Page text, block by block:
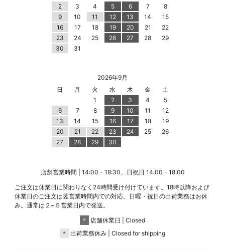
2
3 4 5 6 7
8
9
10 11 12 13 14
15
16
17 18 19 20 21
22
23
24 25 26 27 28
29
30
31
2026年9月
日
月 火 水 木 金
土
1
2 3 4
5
6
7 8 9 10 11
12
13
14 15 16 17 18
19
20
21 22 23 24 25
26
27
28 29 30
店舗営業時間 | 14:00 - 18:30、日祝日 14:00 - 18:00
ご注文は休業日に関わりなく24時間受け付けています。18時以降および
休業日のご注文は翌営業時間内での対応。日曜・祝日の出荷業務はお休
み。通常は２~５営業日内で発送。
＊
店舗休業日 | Closed
＊
出荷業務休み | Closed for shipping